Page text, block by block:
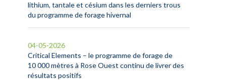
lithium, tantale et césium dans les derniers trous
du programme de forage hivernal
Critical Elements – le programme de forage de
10 000 mètres à Rose Ouest continu de livrer des
résultats positifs
04-05-2026